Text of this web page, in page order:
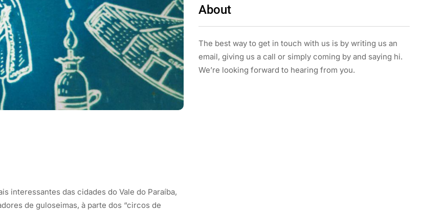
interessantes das cidades do Vale do Paraíba,
de guloseimas, à parte dos “circos de
About
The best way to get in touch with us is by writing us an
email, giving us a call or simply coming by and saying hi.
We’re looking forward to hearing from you.